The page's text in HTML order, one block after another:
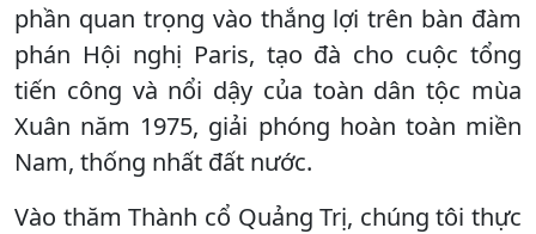
phần quan trọng vào thắng lợi trên bàn đàm
phán Hội nghị Paris, tạo đà cho cuộc tổng
tiến công và nổi dậy của toàn dân tộc mùa
Xuân năm 1975, giải phóng hoàn toàn miền
Nam, thống nhất đất nước.
Vào thăm Thành cổ Quảng Trị, chúng tôi thực